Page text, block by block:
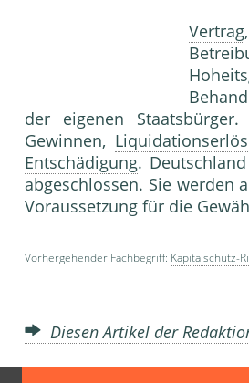
Vertrag
der eigenen
Gewinnen, Liquidationserlös
Entschädigung.
abgeschlossen. Sie werden
Voraussetzung für die
Vorhergehender Fachbegriff: Kapitalschutz-
Diesen Artikel der